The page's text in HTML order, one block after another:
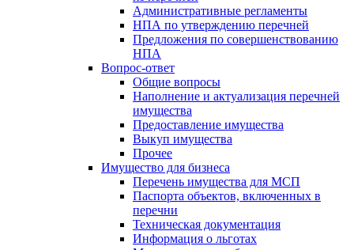
Административные регламенты
НПА по утверждению перечней
Предложения по совершенствованию
НПА
Вопрос-ответ
Общие вопросы
Наполнение и актуализация перечней
имущества
Предоставление имущества
Выкуп имущества
Прочее
Имущество для бизнеса
Перечень имущества для МСП
Паспорта объектов, включенных в
перечни
Техническая документация
Информация о льготах